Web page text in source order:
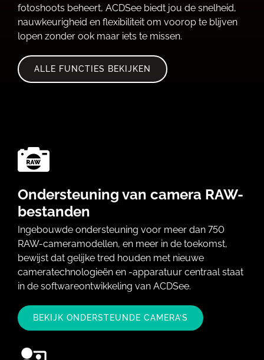
fotoshoots beheert, ACDSee biedt jou de snelheid,
nauwkeurigheid en flexibiliteit om voorop te blijven
lopen zonder ook maar iets te missen.
ALLE FUNCTIES BEKIJKEN
Ondersteuning van camera RAW-
bestanden
Ingebouwde ondersteuning voor meer dan 750
RAW-cameramodellen, en meer in de toekomst,
bewijst dat gelijke tred houden met nieuwe
cameratechnologieën en -apparatuur centraal staat
in de softwareontwikkeling van ACDSee.
BEKIJK ONDERSTEUNDE CAMERA’S